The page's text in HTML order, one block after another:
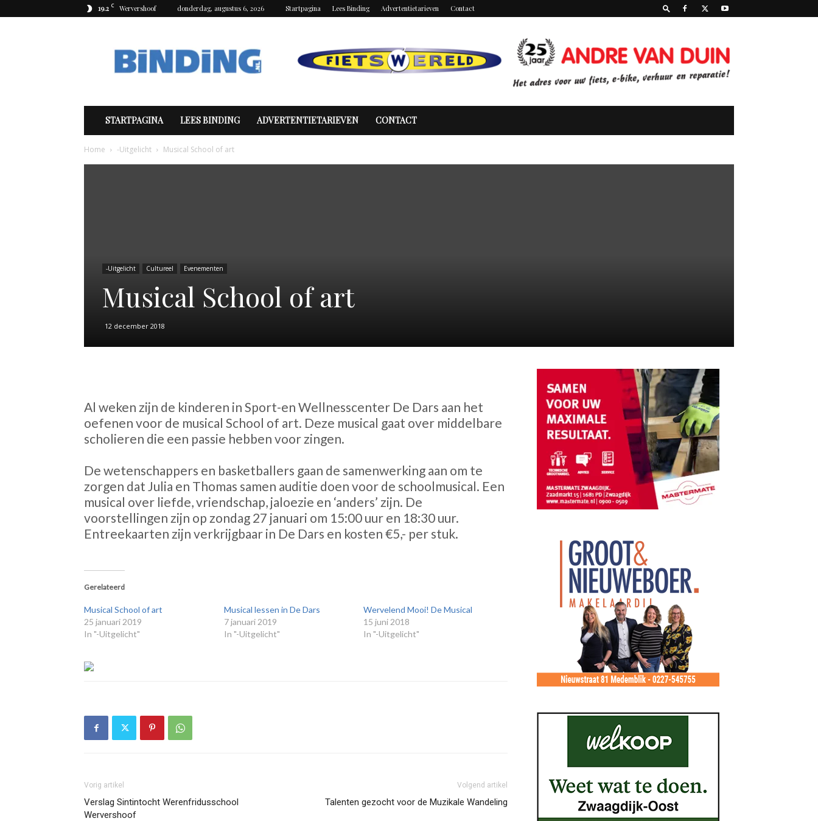
19.2 C Wervershoof donderdag, augustus 6, 2026 Startpagina Lees Binding Advertentietarieven Contact
STARTPAGINA LEES BINDING ADVERTENTIETARIEVEN CONTACT
Home -Uitgelicht Musical School of art
-Uitgelicht Cultureel Evenementen
Musical School of art
12 december 2018
Al weken zijn de kinderen in Sport-en Wellnesscenter De Dars aan het
oefenen voor de musical School of art. Deze musical gaat over middelbare
scholieren die een passie hebben voor zingen.
De wetenschappers en basketballers gaan de samenwerking aan om te
zorgen dat Julia en Thomas samen auditie doen voor de schoolmusical. Een
musical over liefde, vriendschap, jaloezie en ‘anders’ zijn. De
voorstellingen zijn op zondag 27 januari om 15:00 uur en 18:30 uur.
Entreekaarten zijn verkrijgbaar in De Dars en kosten €5,- per stuk.
Gerelateerd
Musical School of art
25 januari 2019
In "-Uitgelicht"
Musical lessen in De Dars
7 januari 2019
In "-Uitgelicht"
Wervelend Mooi! De Musical
15 juni 2018
In "-Uitgelicht"
Vorig artikel
Verslag Sintintocht Werenfridusschool
Wervershoof
Volgend artikel
Talenten gezocht voor de Muzikale Wandeling